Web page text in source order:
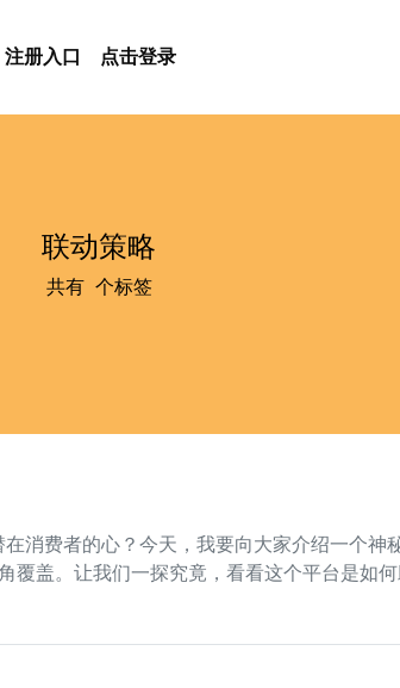
注册入口 点击登录
联动策略
共有1 个标签
消费者的心？今天，我要向大家介绍一个
盖。让我们一探究竟，看看这个平台是如